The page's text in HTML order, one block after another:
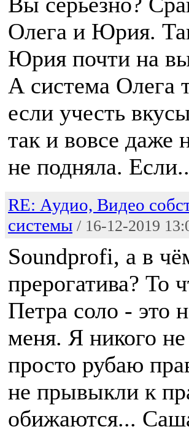
Олега и Юрия.
Юрия почти на
А система Олега
если учесть
так и вовсе даже
не подняла.
RE: Аудио, Видео
системы / 16-12-2019
Soundprofi, а в
прерогатива? То
Петра соло - это
меня. Я никого
просто рубаю
не прывыкли к
обижаются...